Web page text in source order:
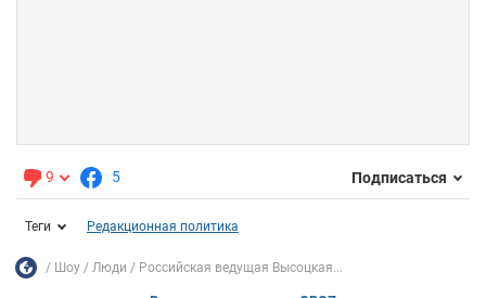
9 5 Подписаться
Теги Редакционная политика
Шоу Люди Российская ведущая Высоцкая...